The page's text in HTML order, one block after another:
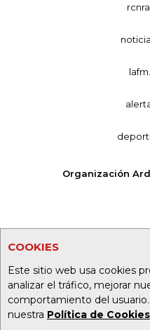
COOKIES
Este sitio web usa cookies
analizar el tráfico, mejorar
comportamiento del
nuestra Política de Cookies
Organización